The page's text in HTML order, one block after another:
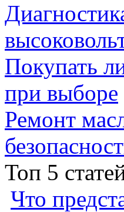
Покупать
при выборе
Ремонт
Топ 5
Что